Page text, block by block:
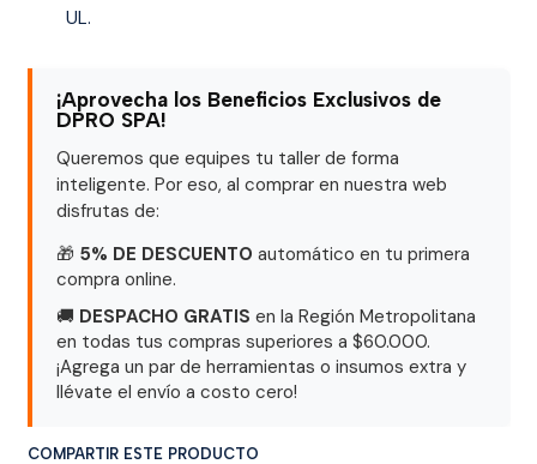
UL.
¡Aprovecha los Beneficios Exclusivos de
DPRO SPA!
Queremos que equipes tu taller de forma
inteligente. Por eso, al comprar en nuestra web
disfrutas de:
🎁 5% DE DESCUENTO automático en tu primera
compra online.
🚚 DESPACHO GRATIS en la Región Metropolitana
en todas tus compras superiores a $60.000.
¡Agrega un par de herramientas o insumos extra y
llévate el envío a costo cero!
COMPARTIR ESTE PRODUCTO